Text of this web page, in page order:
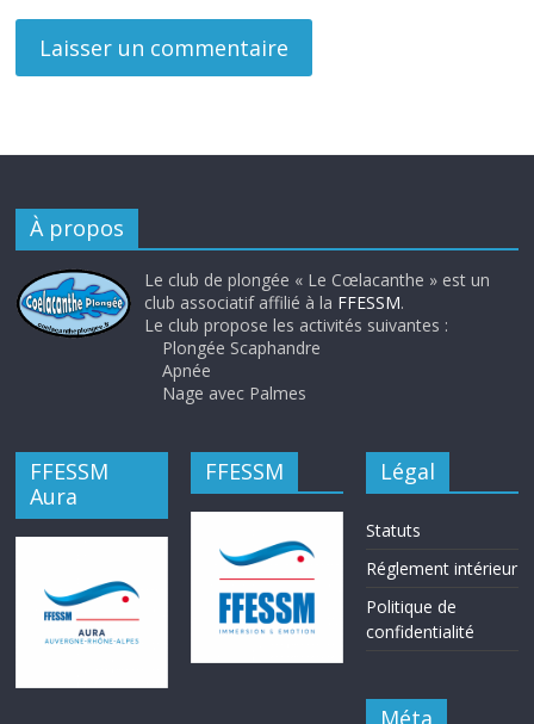
À propos
Le club de plongée « Le Cœlacanthe » est un
club associatif affilié à la FFESSM.
Le club propose les activités suivantes :
Plongée Scaphandre
Apnée
Nage avec Palmes
FFESSM
Aura
FFESSM Légal
Statuts
Réglement intérieur
Politique de
confidentialité
Méta